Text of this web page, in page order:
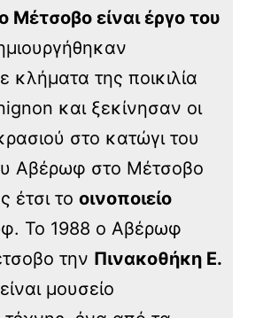
Μέτσοβο είναι έργο του
κλήματα της ποικιλία
και ξεκίνησαν οι
στο κατώγι του
Αβέρωφ στο Μέτσοβο
έτσι το οινοποιείο
Το 1988 ο Αβέρωφ
την Πινακοθήκη Ε.
μουσείο